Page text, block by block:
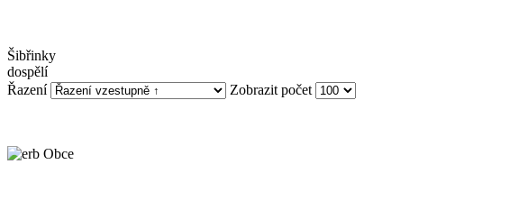
Šibřinky
dospělí
Řazení
Zobrazit počet